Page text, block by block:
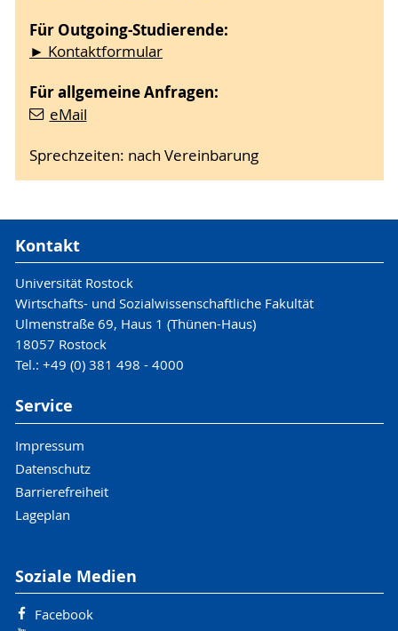
Für Outgoing-Studierende:
► Kontaktformular
Für allgemeine Anfragen:
eMail
Sprechzeiten: nach Vereinbarung
Kontakt
Universität Rostock
Wirtschafts- und Sozialwissenschaftliche Fakultät
Ulmenstraße 69, Haus 1 (Thünen-Haus)
18057 Rostock
Tel.: +49 (0) 381 498 - 4000
Service
Impressum
Datenschutz
Barrierefreiheit
Lageplan
Soziale Medien
Facebook